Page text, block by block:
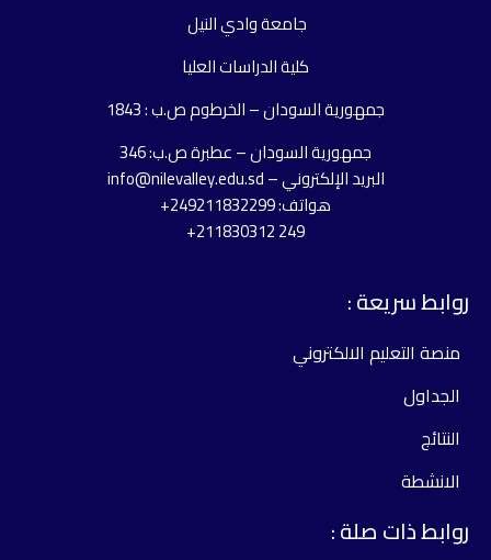
جامعة وادي النيل
كلية الدراسات العليا
جمهورية السودان – الخرطوم ص.ب : 1843
جمهورية السودان – عطبرة ص.ب: 346
البريد الإلكتروني – info@nilevalley.edu.sd
هواتف: 249211832299+
سريعة :
منصة التعليم الالكتروني
الجداول
النتائج
الانشطة
ذات صلة :